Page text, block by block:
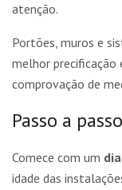
atenção.
Portões, muros e
melhor precificação
comprovação de
Passo a
Comece com um
idade das